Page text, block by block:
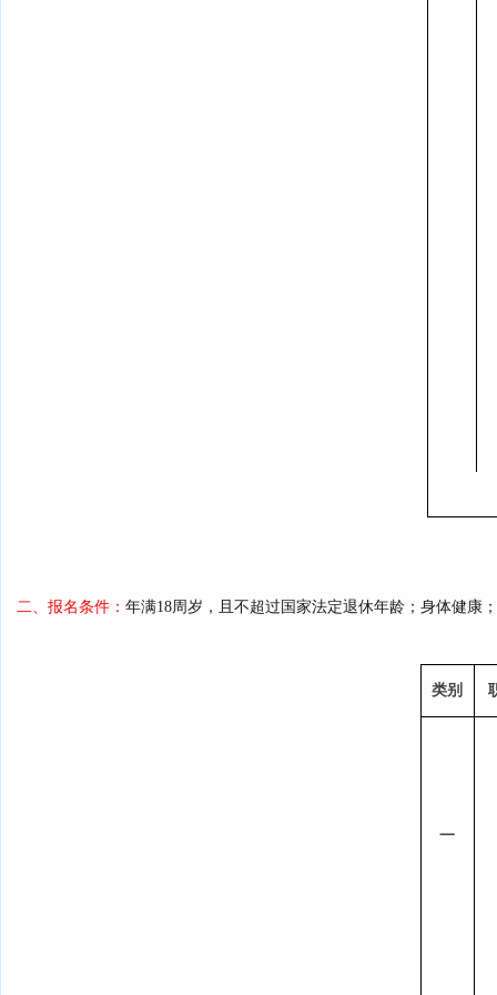
二、报名条件： 年满18周岁，且不超过国家法定退休年龄；身体健康
类别
一